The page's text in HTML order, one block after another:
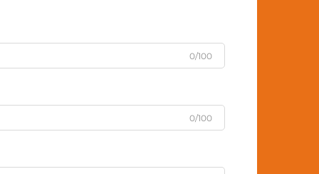
0/100
0/100